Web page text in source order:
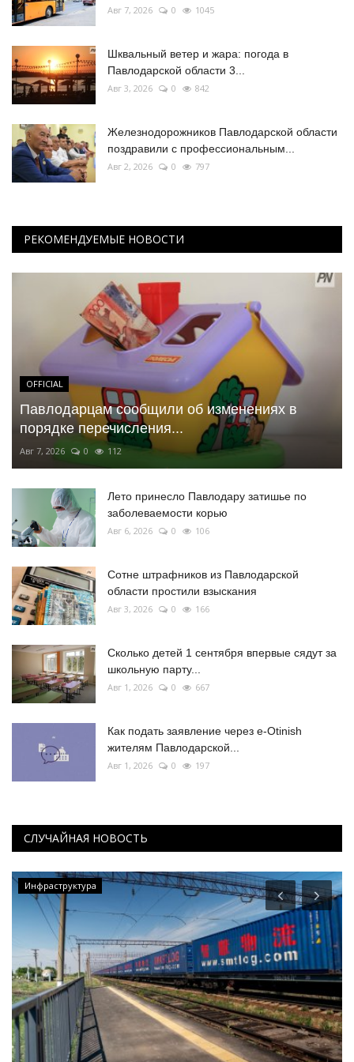
Авг 7, 2026 0 1045
Шквальный ветер и жара: погода в
Павлодарской области 3...
Авг 3, 2026 0 842
Железнодорожников Павлодарской области
поздравили с профессиональным...
Авг 2, 2026 0 797
РЕКОМЕНДУЕМЫЕ НОВОСТИ
OFFICIAL
Павлодарцам сообщили об изменениях в
порядке перечисления...
Авг 7, 2026 0 112
Лето принесло Павлодару затишье по
заболеваемости корью
Авг 6, 2026 0 106
Сотне штрафников из Павлодарской
области простили взыскания
Авг 3, 2026 0 166
Сколько детей 1 сентября впервые сядут за
школьную парту...
Авг 1, 2026 0 667
Как подать заявление через e-Otinish
жителям Павлодарской...
Авг 1, 2026 0 197
СЛУЧАЙНАЯ НОВОСТЬ
Инфраструктура